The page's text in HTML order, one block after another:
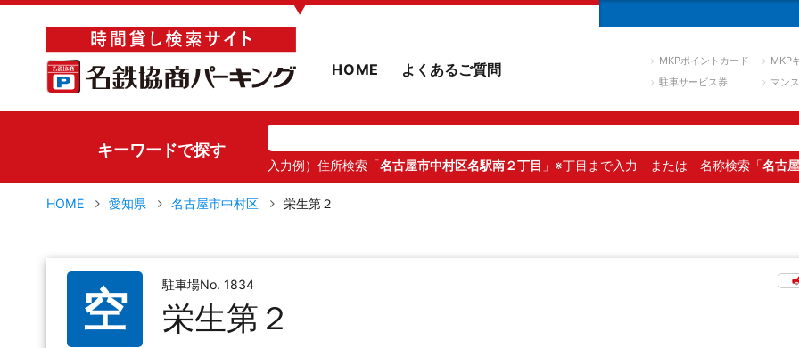
▼
HOME よくあるご質問 MKPポイントカード
MKP
駐車サービス券
マン
キーワードで探す
入力例）住所検索「名古屋市中村区名駅南２丁目 」※丁目まで入力 または 名称検索「名古
HOME 愛知県 名古屋市中村区 栄生第２
空 駐車場No. 1834
栄生第２